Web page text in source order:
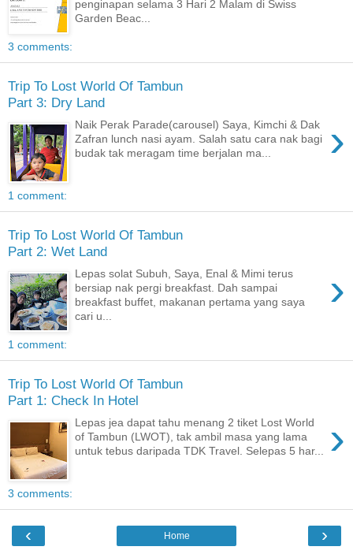
penginapan selama 3 Hari 2 Malam di Swiss
Garden Beac...
3 comments:
Trip To Lost World Of Tambun
Part 3: Dry Land
›
Naik Perak Parade(carousel) Saya, Kimchi & Dak
Zafran lunch nasi ayam. Salah satu cara nak bagi
budak tak meragam time berjalan ma...
1 comment:
Trip To Lost World Of Tambun
Part 2: Wet Land
›
Lepas solat Subuh, Saya, Enal & Mimi terus
bersiap nak pergi breakfast. Dah sampai
breakfast buffet, makanan pertama yang saya
cari u...
1 comment:
Trip To Lost World Of Tambun
Part 1: Check In Hotel
›
Lepas jea dapat tahu menang 2 tiket Lost World
of Tambun (LWOT), tak ambil masa yang lama
untuk tebus daripada TDK Travel. Selepas 5 har...
3 comments:
‹ ›
Home